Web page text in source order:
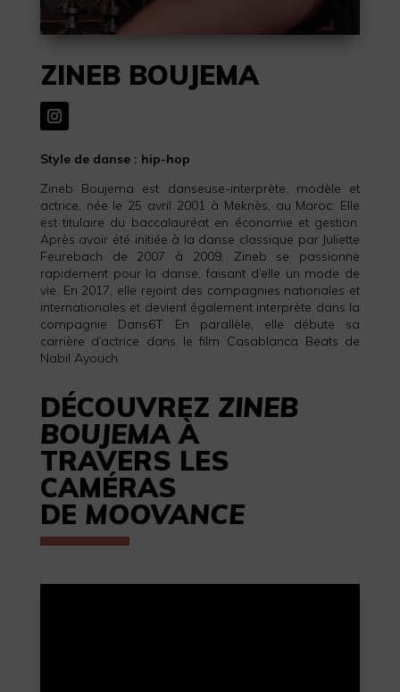
ZINEB BOUJEMA
Style de danse : hip-hop
Zineb Boujema est danseuse-interprète, modèle et
actrice, née le 25 avril 2001 à Meknès, au Maroc. Elle
est titulaire du baccalauréat en économie et gestion.
Après avoir été initiée à la danse classique par Juliette
Feurebach de 2007 à 2009, Zineb se passionne
rapidement pour la danse, faisant d’elle un mode de
vie. En 2017, elle rejoint des compagnies nationales et
internationales et devient également interprète dans la
compagnie Dans6T. En parallèle, elle débute sa
carrière d’actrice dans le film Casablanca Beats de
Nabil Ayouch.
DÉCOUVREZ ZINEB
BOUJEMAÀ
TRAVERS LES
CAMÉRAS
DE MOOVANCE